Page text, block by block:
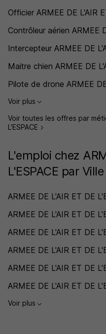
Officier ARMEE DE L'AIR
Contrôleur aérien ARMEE
Intercepteur ARMEE DE
Maitre chien ARMEE DE
Pilote de drone ARMEE
Voir plus
Voir toutes les offres par
L'ESPACE
L'emploi chez
L'ESPACE par Ville
ARMEE DE L'AIR ET DE
ARMEE DE L'AIR ET DE
ARMEE DE L'AIR ET DE
ARMEE DE L'AIR ET DE
ARMEE DE L'AIR ET DE
ARMEE DE L'AIR ET DE
Voir plus